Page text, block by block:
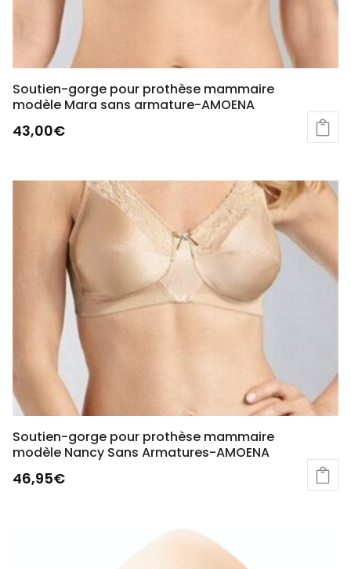
Soutien-gorge pour prothèse mammaire
modèle Mara sans armature-AMOENA
43,00€
a
produit
Soutien-gorge pour prothèse mammaire
modèle Nancy Sans Armatures-AMOENA
46,95€